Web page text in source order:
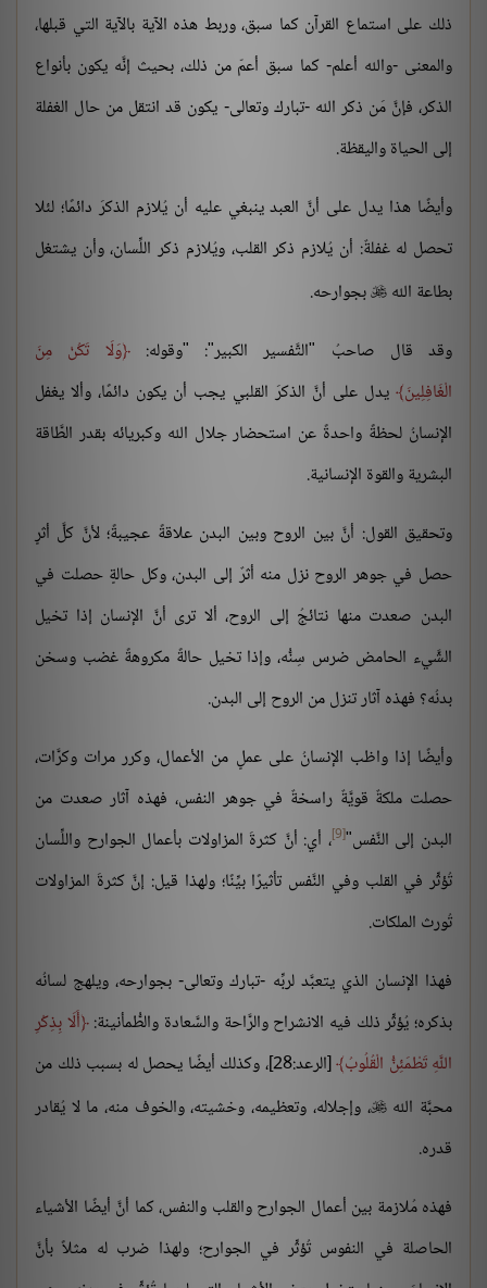
ذلك على استماع القرآن كما سبق، وربط هذه الآية بالآية التي قبلها،
والمعنى -والله أعلم- كما سبق أعمّ من ذلك، بحيث إنَّه يكون بأنواع
الذكر، فإنَّ مَن ذكر الله -تبارك وتعالى- يكون قد انتقل من حال الغفلة
إلى الحياة واليقظة.
وأيضًا هذا يدل على أنَّ العبد ينبغي عليه أن يُلازم الذكرَ دائمًا؛ لئلا
تحصل له غفلةٌ: أن يُلازم ذكر القلب، ويُلازم ذكر اللِّسان، وأن يشتغل
بطاعة الله  بجوارحه.
وقد قال صاحبُ "التَّفسير الكبير": "وقوله: وَلَا تَكُنْ مِنَ
الْغَافِلِينَ يدل على أنَّ الذكرَ القلبي يجب أن يكون دائمًا، وألا يغفل
الإنسانُ لحظةً واحدةً عن استحضار جلال الله وكبريائه بقدر الطَّاقة
البشرية والقوة الإنسانية.
وتحقيق القول: أنَّ بين الروح وبين البدن علاقةً عجيبةً؛ لأنَّ كلَّ أثرٍ
حصل في جوهر الروح نزل منه أثرٌ إلى البدن، وكل حالةٍ حصلت في
البدن صعدت منها نتائجُ إلى الروح، ألا ترى أنَّ الإنسان إذا تخيل
الشَّيء الحامض ضرس سِنُّه، وإذا تخيل حالةً مكروهةً غضب وسخن
بدنُه؟ فهذه آثار تنزل من الروح إلى البدن.
وأيضًا إذا واظب الإنسانُ على عملٍ من الأعمال، وكرر مرات وكرَّات،
حصلت ملكةٌ قويَّةٌ راسخةٌ في جوهر النفس، فهذه آثار صعدت من
البدن إلى النَّفس"[9] ، أي: أنَّ كثرةَ المزاولات بأعمال الجوارح واللِّسان
تُؤثِّر في القلب وفي النَّفس تأثيرًا بيِّنًا؛ ولهذا قيل: إنَّ كثرةَ المزاولات
تُورث الملكات.
فهذا الإنسان الذي يتعبَّد لربِّه -تبارك وتعالى- بجوارحه، ويلهج لسانُه
بذكره؛ يُؤثِّر ذلك فيه الانشراح والرَّاحة والسَّعادة والطُّمأنينة: أَلَا بِذِكْرِ
اللَّهِ تَطْمَئِنُّ الْقُلُوبُ
[الرعد:28]، وكذلك أيضًا يحصل له بسبب ذلك من
محبَّة الله، وإجلاله، وتعظيمه، وخشيته، والخوف منه، ما لا يُقادر
قدره.
فهذه مُلازمة بين أعمال الجوارح والقلب والنفس، كما أنَّ أيضًا الأشياء
الحاصلة في النفوس تُؤثِّر في الجوارح؛ ولهذا ضرب له مثلاً بأنَّ